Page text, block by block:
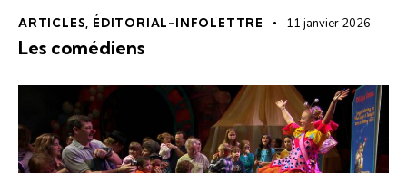
ARTICLES ÉDITORIAL-INFOLETTRE 11 janvier 2026
Les comédiens